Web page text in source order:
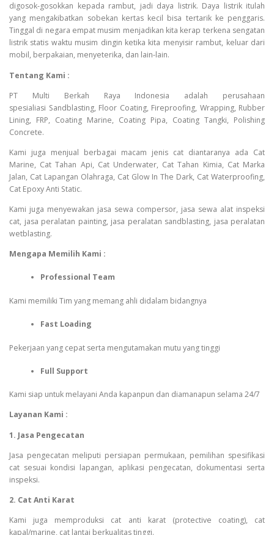
digosok-gosokkan kepada rambut, jadi daya listrik. Daya listrik itulah
yang mengakibatkan sobekan kertas kecil bisa tertarik ke penggaris.
Tinggal di negara empat musim menjadikan kita kerap terkena sengatan
listrik statis waktu musim dingin ketika kita menyisir rambut, keluar dari
mobil, berpakaian, menyeterika, dan lain-lain.
Tentang Kami :
PT Multi Berkah Raya Indonesia adalah perusahaan
spesialiasi Sandblasting, Floor Coating, Fireproofing, Wrapping, Rubber
Lining, FRP, Coating Marine, Coating Pipa, Coating Tangki, Polishing
Concrete.
Kami juga menjual berbagai macam jenis cat diantaranya ada Cat
Marine, Cat Tahan Api, Cat Underwater, Cat Tahan Kimia, Cat Marka
Jalan, Cat Lapangan Olahraga, Cat Glow In The Dark, Cat Waterproofing,
Cat Epoxy Anti Static.
Kami juga menyewakan jasa sewa compersor, jasa sewa alat inspeksi
cat, jasa peralatan painting, jasa peralatan sandblasting, jasa peralatan
wetblasting.
Mengapa Memilih Kami :
Professional Team
Kami memiliki Tim yang memang ahli didalam bidangnya
Fast Loading
Pekerjaan yang cepat serta mengutamakan mutu yang tinggi
Full Support
Kami siap untuk melayani Anda kapanpun dan diamanapun selama 24/7
Layanan Kami :
1. Jasa Pengecatan
Jasa pengecatan meliputi persiapan permukaan, pemilihan spesifikasi
cat sesuai kondisi lapangan, aplikasi pengecatan, dokumentasi serta
inspeksi.
2. Cat Anti Karat
Kami juga memproduksi cat anti karat (protective coating), cat
kapal/marine, cat lantai berkualitas tinggi.